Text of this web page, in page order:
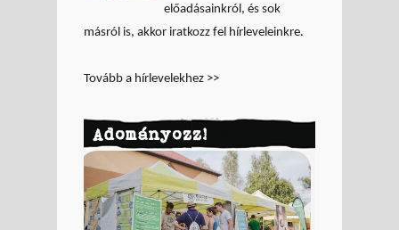
előadásainkról, és sok
másról is, akkor iratkozz fel hírleveleinkre.
Tovább a hírlevelekhez >>
Adományozz!